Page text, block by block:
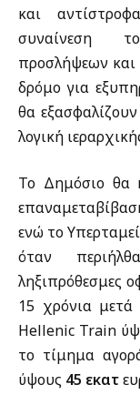
και
συναίνεση
προσλήψεων και
δρόμο για
θα
λογική
Το Δημόσιο θα
ενώ το
όταν
ληξιπρόθεσμες
15 χρόνια μετά
Hellenic Train
το τίμημα
ύψους 45 εκατ